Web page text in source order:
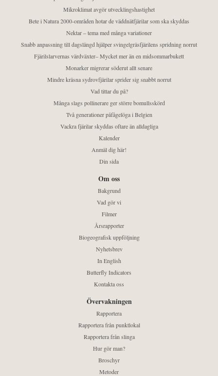
Mikroklimat avgör utvecklingshastighet
Bete i Natura 2000-områden hotar de väddnätfjärilar som ska skyddas
Nektar – tema med många variationer
Snabb anpassning till dagslängd hjälper svingelgräsfjärilens spridning norrut
Fjärilslarvernas värdväxter– Mycket mer än en midsommarbukett
Monarker migrerar söderut allt senare
Mindre kräsna sydrovfjärilar sprider sig snabbt norrut
Vad tittar du på?
Många slags pollinerare ger större bomullsskörd
Två generationer påfågelöga i Belgien
Vackra fjärilar skyddas oftare än alldagliga
Kalender
Anmäl dig här!
Din sida
Om oss
Bakgrund
Vad gör vi
Filmer
Årsrapporter
Biogeografisk uppföljning
Nyhetsbrev
In English
Butterfly Indicators
Kontakta oss
Övervakningen
Rapportera
Rapportera från punktlokal
Rapportera från slinga
Hur gör man?
Broschyr
Metoder